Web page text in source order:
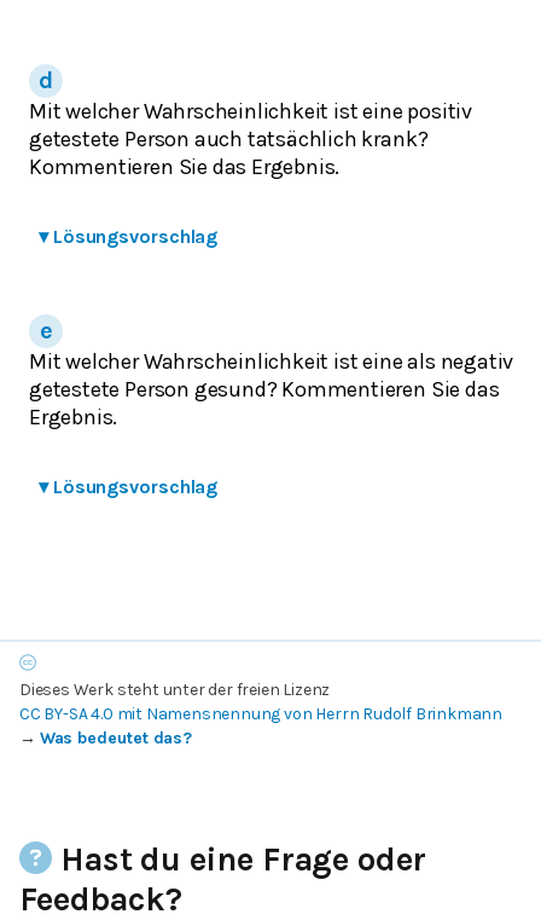
Mit welcher Wahrscheinlichkeit ist eine positiv
getestete Person auch tatsächlich krank?
Kommentieren Sie das Ergebnis.
▾ Lösungsvorschlag
Mit welcher Wahrscheinlichkeit ist eine als negativ
getestete Person gesund? Kommentieren Sie das
Ergebnis.
▾ Lösungsvorschlag
Dieses Werk steht unter der freien Lizenz
CC BY-SA 4.0 mit Namensnennung von Herrn Rudolf Brinkmann
→ Was bedeutet das?
Hast du eine Frage oder
Feedback?